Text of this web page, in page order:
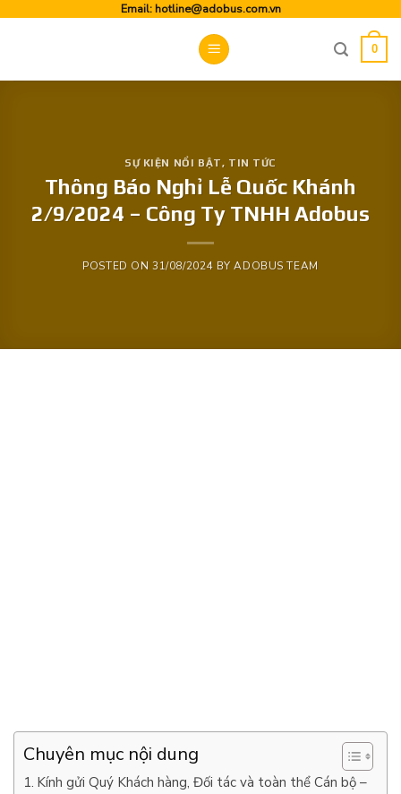
Email: hotline@adobus.com.vn
0
SỰ KIỆN NỔI BẬT, TIN TỨC
Thông Báo Nghỉ Lễ Quốc Khánh
2/9/2024 – Công Ty TNHH Adobus
POSTED ON31/08/2024BYADOBUS TEAM
Chuyên mục nội dung
Kính gửi Quý Khách hàng, Đối tác và toàn thể Cán bộ –